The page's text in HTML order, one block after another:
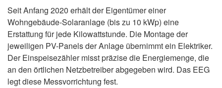
Seit Anfang 2020 erhält der Eigentümer einer
Wohngebäude-Solaranlage (bis zu 10 kWp) eine
Erstattung für jede Kilowattstunde. Die Montage der
jeweiligen PV-Panels der Anlage übernimmt ein Elektriker.
Der Einspeisezähler misst präzise die Energiemenge, die
an den örtlichen Netzbetreiber abgegeben wird. Das EEG
legt diese Messvorrichtung fest.